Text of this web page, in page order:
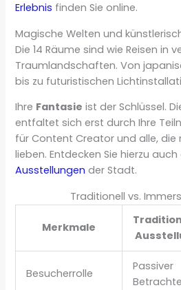
Erlebnis finden Sie online.
Magische Welten und
Die 14 Räume sind wie Reisen in
Traumlandschaften. Von
bis zu futuristischen
Ihre Fantasie ist der Schlüssel.
entfaltet sich erst durch Ihre
für Content Creator und alle, die
lieben. Entdecken Sie hierzu auch
Ausstellungen der Stadt.
Traditionell vs.
Merkmale
Besucherrolle
Passiver